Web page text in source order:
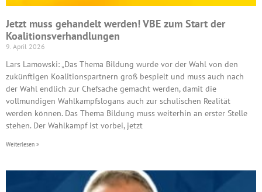
Jetzt muss gehandelt werden! VBE zum Start der
Koalitionsverhandlungen
9. April 2026
Lars Lamowski: „Das Thema Bildung wurde vor der Wahl von den
zukünftigen Koalitionspartnern groß bespielt und muss auch nach
der Wahl endlich zur Chefsache gemacht werden, damit die
vollmundigen Wahlkampfslogans auch zur schulischen Realität
werden können. Das Thema Bildung muss weiterhin an erster Stelle
stehen. Der Wahlkampf ist vorbei, jetzt
Weiterlesen »